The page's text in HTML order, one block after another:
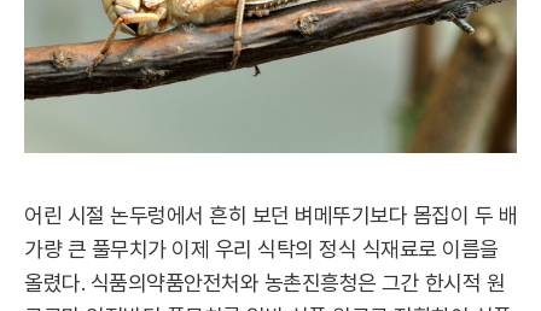
어린 시절 논두렁에서 흔히 보던 벼메뚜기보다 몸집이 두 배
가량 큰 풀무치가 이제 우리 식탁의 정식 식재료로 이름을
올렸다. 식품의약품안전처와 농촌진흥청은 그간 한시적 원